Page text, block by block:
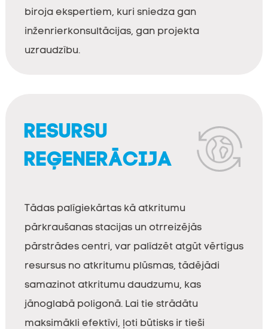
biroja ekspertiem, kuri sniedza gan
inženrierkonsultācijas, gan projekta
uzraudzību.
RESURSU
REĢENERĀCIJA
Tādas palīgiekārtas kā atkritumu
pārkraušanas stacijas un otrreizējās
pārstrādes centri, var palīdzēt atgūt vērtīgus
resursus no atkritumu plūsmas, tādējādi
samazinot atkritumu daudzumu, kas
jānoglabā poligonā. Lai tie strādātu
maksimākli efektīvi, ļoti būtisks ir tieši